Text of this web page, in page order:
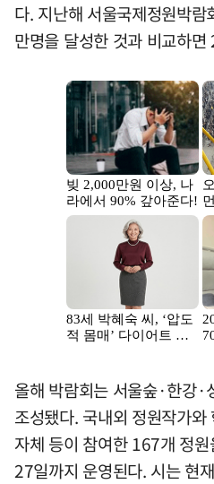
다. 지난해 서울국제정원박
만명을 달성한 것과 비교하
올해 박람회는 서울숲·한강
조성됐다. 국내외 정원작가
자체 등이 참여한 167개 정
27일까지 운영된다. 시는 현